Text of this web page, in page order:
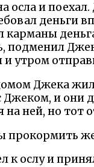
и
деньги
подменил
утром
Джека
и они
ней, но тот
прокормить
к ослу и